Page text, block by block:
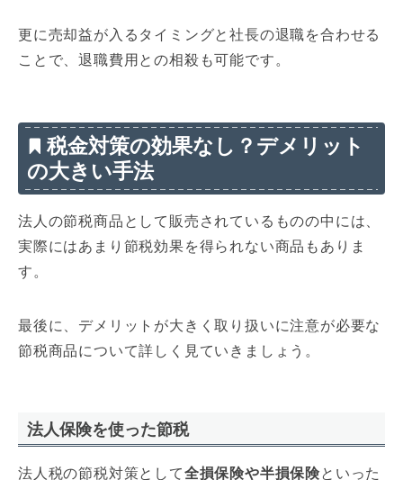
更に売却益が入るタイミングと社長の退職を合わせる
ことで、退職費用との相殺も可能です。
税金対策の効果なし？デメリット
の大きい手法
法人の節税商品として販売されているものの中には、
実際にはあまり節税効果を得られない商品もありま
す。
最後に、デメリットが大きく取り扱いに注意が必要な
節税商品について詳しく見ていきましょう。
法人保険を使った節税
法人税の節税対策として全損保険や半損保険といった